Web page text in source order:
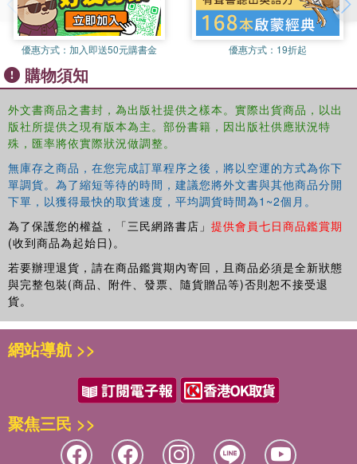
intricacies of collaboration; and continual effects and
evolution of technology. Part III, "The Nitty-Gritty" steers
students through the technical knowledge and skills
necessary to design lighting, including understanding your
tools and positioning instruments; creating layered light
plots; organizing extensive paperwork; and archiving. The
danceArtifice, choreographed by Jerry Pearson, is
sequentially explored throughout the book to convey key
written by a diverse group of renowned professionals,
inviting young designers directly into the world of lighting
design.
This textbook is for use in Lighting Design and Design for
professional training programs.
優惠方式： 加入即送50元購書金 優惠方式： 19折起
購物須知
外文書商品之書封，為出版社提供之樣本。實際出貨商品，以出
版社所提供之現有版本為主。部份書籍，因出版社供應狀況特
殊，匯率將依實際狀況做調整。
無庫存之商品，在您完成訂單程序之後，將以空運的方式為你下
單調貨。為了縮短等待的時間，建議您將外文書與其他商品分開
下單，以獲得最快的取貨速度，平均調貨時間為1~2個月。
為了保護您的權益，「三民網路書店」 提供會員七日商品鑑賞期
(收到商品為起始日)。
若要辦理退貨，請在商品鑑賞期內寄回，且商品必須是全新狀態
與完整包裝(商品、附件、發票、隨貨贈品等)否則恕不接受退
貨。
網站導航 >>
聚焦三民 >>